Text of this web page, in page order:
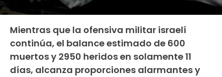
Mientras que la ofensiva militar israelí
continúa, el balance estimado de 600
muertos y 2950 heridos en solamente 11
días, alcanza proporciones alarmantes y